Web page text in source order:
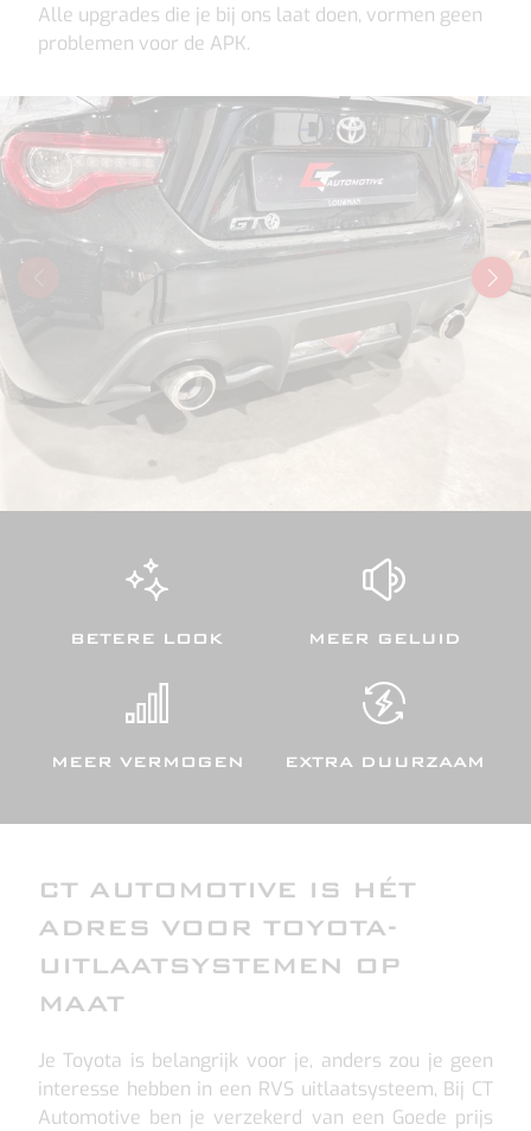
Alle upgrades die je bij ons laat doen, vormen geen
problemen voor de APK.
BETERE LOOK MEER GELUID
MEER VERMOGEN EXTRA DUURZAAM
CT AUTOMOTIVE IS HÉT
ADRES VOOR TOYOTA-
UITLAATSYSTEMEN OP
MAAT
Je Toyota is belangrijk voor je, anders zou je geen
interesse hebben in een RVS uitlaatsysteem, Bij CT
Automotive ben je verzekerd van een Goede prijs